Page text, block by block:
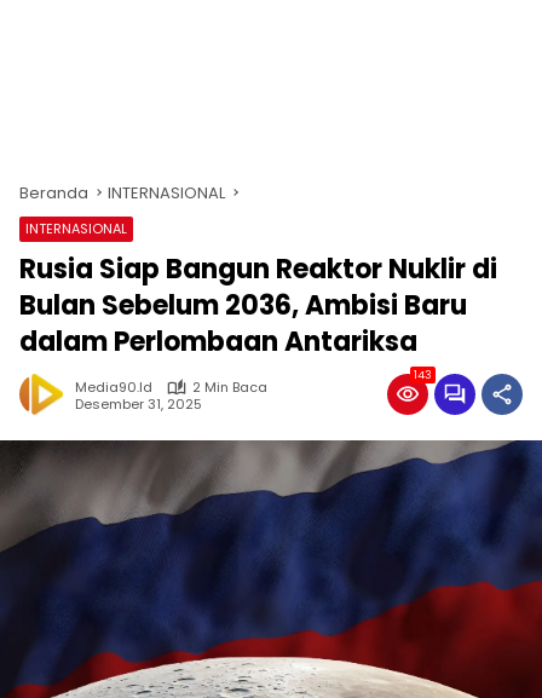
Beranda INTERNASIONAL
INTERNASIONAL
Rusia Siap Bangun Reaktor Nuklir di
Bulan Sebelum 2036, Ambisi Baru
dalam Perlombaan Antariksa
Media90.id
2 Min Baca
Desember 31, 2025
143